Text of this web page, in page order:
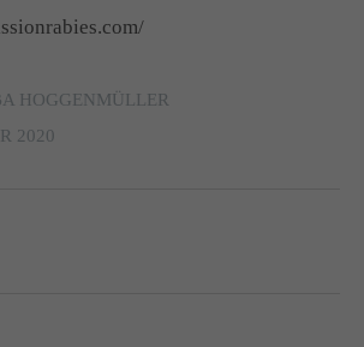
HOGGENMÜLLER
2020